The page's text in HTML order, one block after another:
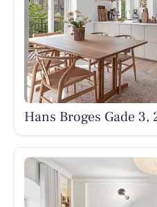
Hans Broges Gade 3,